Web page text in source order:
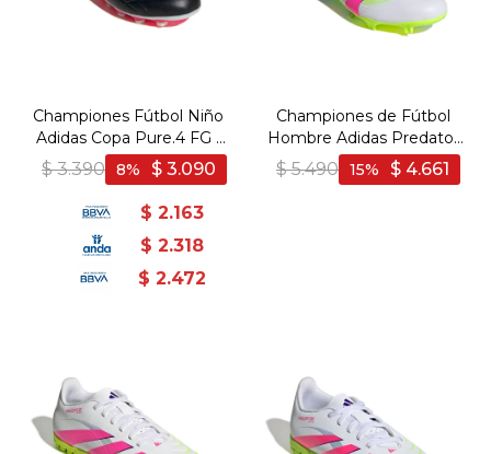
Championes Fútbol Niño
Adidas Copa Pure.4 FG -
Negro-Blanco
$ 3.390 $ 3.090
8
$ 2.163
$ 2.318
$ 2.472
Championes de Fútbol
Hombre Adidas Predator
League FG/MG - Blanco-
Rosado
$ 5.490 $ 4.661
15